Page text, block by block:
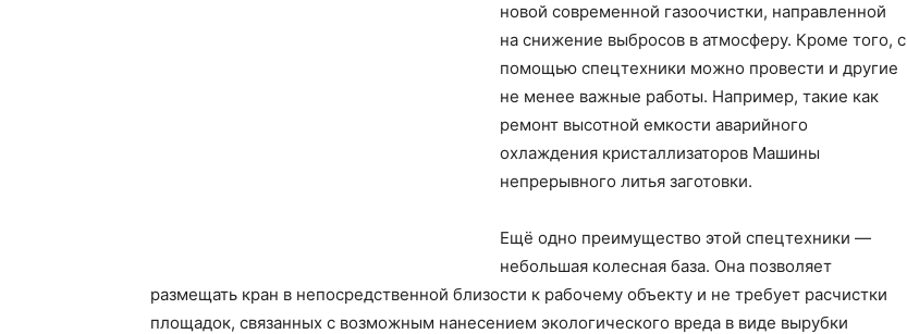
новой современной газоочистки, направленной
на снижение выбросов в атмосферу. Кроме того, с
помощью спецтехники можно провести и другие
не менее важные работы. Например, такие как
ремонт высотной емкости аварийного
охлаждения кристаллизаторов Машины
непрерывного литья заготовки.
Ещё одно преимущество этой спецтехники —
небольшая колесная база. Она позволяет
размещать кран в непосредственной близости к рабочему объекту и не требует расчистки
площадок, связанных с возможным нанесением экологического вреда в виде вырубки